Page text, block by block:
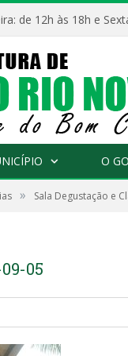
de 12h às 18h e
O
» Sala Degustação e
05